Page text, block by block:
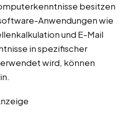
besitzen
Anwendungen wie
und E-Mail
in spezifischer
wird, können